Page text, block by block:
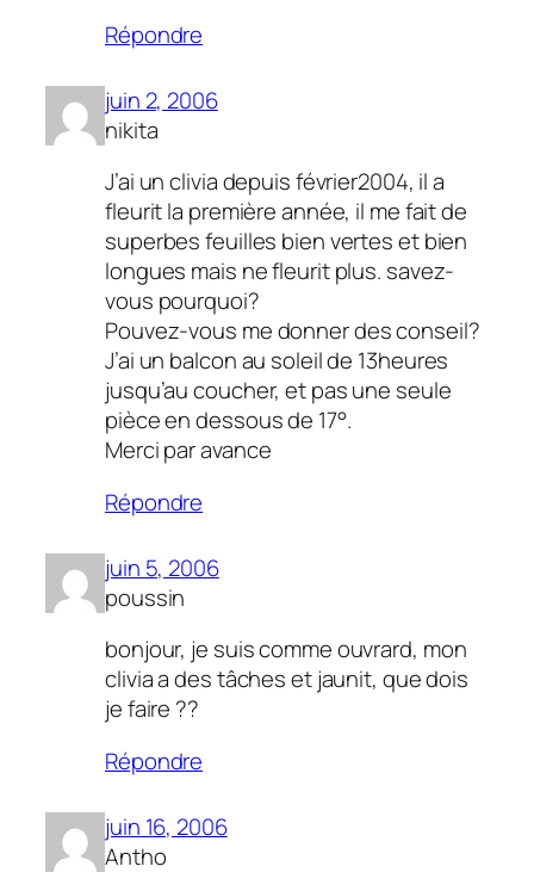
Répondre
juin 2, 2006
nikita
J’ai un clivia depuis février2004, il a
fleurit la première année, il me fait de
superbes feuilles bien vertes et bien
longues mais ne fleurit plus. savez-
vous pourquoi?
Pouvez-vous me donner des conseil?
J’ai un balcon au soleil de 13heures
jusqu’au coucher, et pas une seule
pièce en dessous de 17°.
Merci par avance
Répondre
juin 5, 2006
poussin
bonjour, je suis comme ouvrard, mon
clivia a des tâches et jaunit, que dois
je faire ??
Répondre
juin 16, 2006
Antho